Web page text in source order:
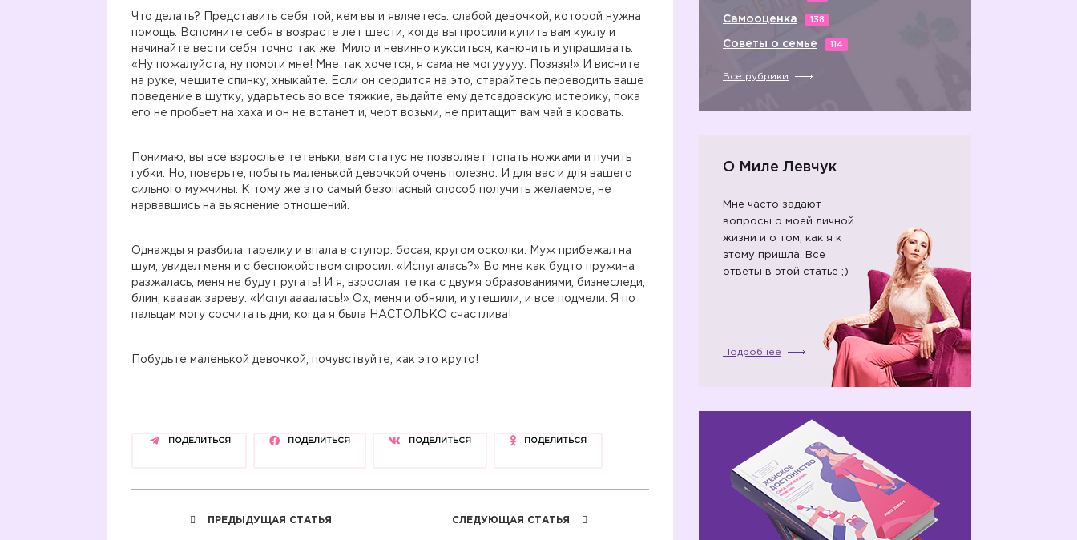
Что делать? Представить себя той, кем вы и являетесь: слабой девочкой, которой нужна
помощь. Вспомните себя в возрасте лет шести, когда вы просили купить вам куклу и
начинайте вести себя точно так же. Мило и невинно кукситься, канючить и упрашивать:
«Ну пожалуйста, ну помоги мне! Мне так хочется, я сама не могууууу. Позязя!» И висните
на руке, чешите спинку, хныкайте. Если он сердится на это, старайтесь переводить ваше
поведение в шутку, ударьтесь во все тяжкие, выдайте ему детсадовскую истерику, пока
его не пробьет на хаха и он не встанет и, черт возьми, не притащит вам чай в кровать.
Понимаю, вы все взрослые тетеньки, вам статус не позволяет топать ножками и пучить
губки. Но, поверьте, побыть маленькой девочкой очень полезно. И для вас и для вашего
сильного мужчины. К тому же это самый безопасный способ получить желаемое, не
нарвавшись на выяснение отношений.
Однажды я разбила тарелку и впала в ступор: босая, кругом осколки. Муж прибежал на
шум, увидел меня и с беспокойством спросил: «Испугалась?» Во мне как будто пружина
разжалась, меня не будут ругать! И я, взрослая тетка с двумя образованиями, бизнеследи,
блин, каааак зареву: «Испугаааалась!» Ох, меня и обняли, и утешили, и все подмели. Я по
пальцам могу сосчитать дни, когда я была НАСТОЛЬКО счастлива!
Побудьте маленькой девочкой, почувствуйте, как это круто!
ПОДЕЛИТЬСЯ ПОДЕЛИТЬСЯ ПОДЕЛИТЬСЯ ПОДЕЛИТЬСЯ
ПРЕДЫДУЩАЯ СТАТЬЯ СЛЕДУЮЩАЯ СТАТЬЯ
Самооценка 138
Советы о семье 114
Все рубрики
О Миле Левчук
Мне часто задают
вопросы о моей личной
жизни и о том, как я к
этому пришла. Все
ответы в этой статье ;)
Подробнее